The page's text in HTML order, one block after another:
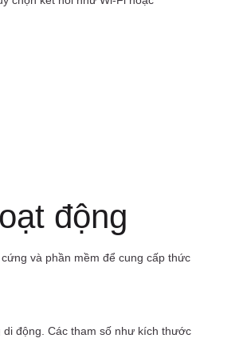
động
và phần mềm để cung cấp thức
động. Các tham số như kích thước